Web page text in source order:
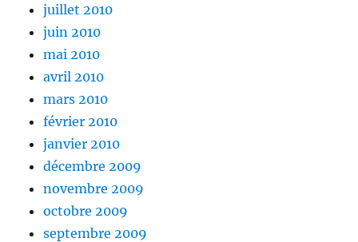
juillet 2010
juin 2010
mai 2010
avril 2010
mars 2010
février 2010
janvier 2010
décembre 2009
novembre 2009
octobre 2009
septembre 2009